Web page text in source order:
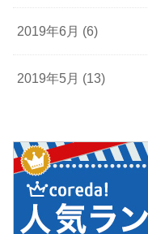
2019年6月 (6)
2019年5月 (13)